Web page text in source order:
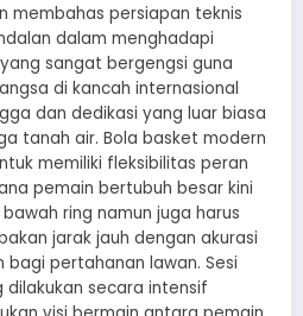
membahas persiapan teknis
dalam menghadapi
sangat bergengsi guna
di kancah internasional
dan dedikasi yang luar biasa
tanah air. Bola basket modern
memiliki fleksibilitas peran
pemain bertubuh besar kini
ring namun juga harus
jarak jauh dengan akurasi
pertahanan lawan. Sesi
secara intensif